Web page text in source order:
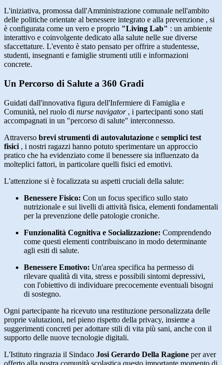
L'iniziativa, promossa dall'Amministrazione comunale nell'ambito
delle politiche orientate al benessere integrato e alla prevenzione , si
è configurata come un vero e proprio "Living Lab" : un ambiente
interattivo e coinvolgente dedicato alla salute nelle sue diverse
sfaccettature. L'evento è stato pensato per offrire a studentesse,
studenti, insegnanti e famiglie strumenti utili e informazioni
concrete.
Un Percorso di Salute a 360 Gradi
Guidati dall'innovativa figura dell'Infermiere di Famiglia e
Comunità, nel ruolo di nurse navigator , i partecipanti sono stati
accompagnati in un "percorso di salute" interconnesso.
Attraverso brevi strumenti di autovalutazione e semplici test
fisici , i nostri ragazzi hanno potuto sperimentare un approccio
pratico che ha evidenziato come il benessere sia influenzato da
molteplici fattori, in particolare quelli fisici ed emotivi.
L'attenzione si è focalizzata su aspetti cruciali della salute:
Benessere Fisico: Con un focus specifico sullo stato
nutrizionale e sui livelli di attività fisica, elementi fondamentali
per la prevenzione delle patologie croniche.
Funzionalità Cognitiva e Socializzazione: Comprendendo
come questi elementi contribuiscano in modo determinante
agli esiti di salute.
Benessere Emotivo: Un'area specifica ha permesso di
rilevare qualità di vita, stress e possibili sintomi depressivi,
con l'obiettivo di individuare precocemente eventuali bisogni
di sostegno.
Ogni partecipante ha ricevuto una restituzione personalizzata delle
proprie valutazioni, nel pieno rispetto della privacy, insieme a
suggerimenti concreti per adottare stili di vita più sani, anche con il
supporto delle nuove tecnologie digitali.
L'Istituto ringrazia il Sindaco Josi Gerardo Della Ragione per aver
offerto alla nostra comunità scolastica questo importante momento di